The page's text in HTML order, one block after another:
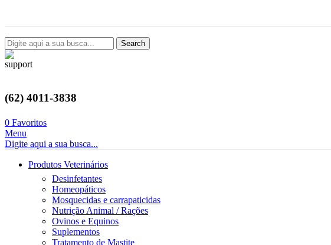
Search
(62) 4011-3838
0 Favoritos
Menu
Digite aqui a sua busca...
Produtos Veterinários
Desinfetantes
Homeopáticos
Mosquecidas e carrapaticidas
Nutrição Animal / Rações
Ovinos e Equinos
Suplementos
Tratamento de Mastite